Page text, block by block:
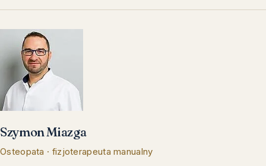
Szymon Miazga
Osteopata · fizjoterapeuta manualny